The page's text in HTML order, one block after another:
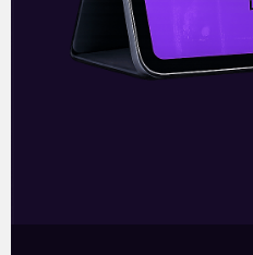
operacional de março